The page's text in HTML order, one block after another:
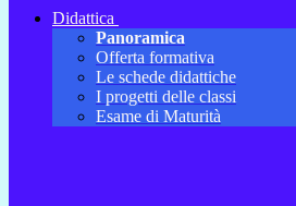
Didattica
Panoramica
Offerta formativa
Le schede didattiche
I progetti delle classi
Esame di Maturità